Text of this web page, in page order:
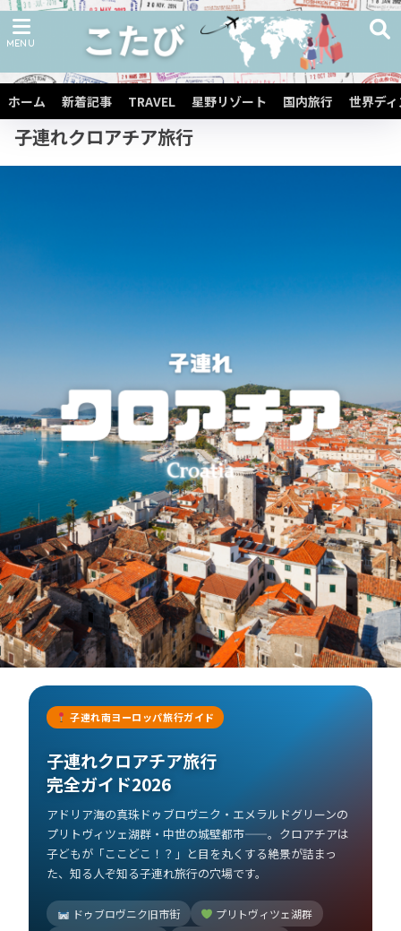
ホーム 新着記事 TRAVEL 星野リゾート 国内旅行 世界デ
ホーム 子連れ海外旅行 子連れヨーロッパ旅行 子連れ南ヨーロッパ旅行
子連れクロアチア旅行
子連れ南ヨーロッパ旅行ガイド
子連れクロアチア旅行
完全ガイド2026
アドリア海の真珠ドゥブロヴニク・エメラルドグリーンの
プリトヴィツェ湖群・中世の城壁都市——。クロアチアは
子どもが「ここどこ！？」と目を丸くする絶景が詰まっ
た、知る人ぞ知る子連れ旅行の穴場です。
ドゥブロヴニク旧市街
プリトヴィツェ湖群